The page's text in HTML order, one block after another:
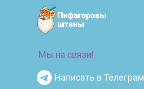
Мы на связи!
Написать в Телеграм